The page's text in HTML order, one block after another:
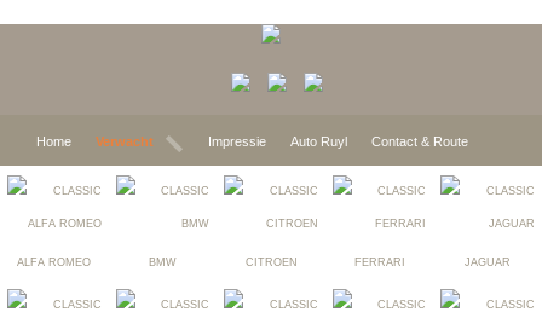
Home Verwacht Impressie Auto Ruyl Contact & Route
ALFA ROMEO BMW CITROEN FERRARI JAGUAR